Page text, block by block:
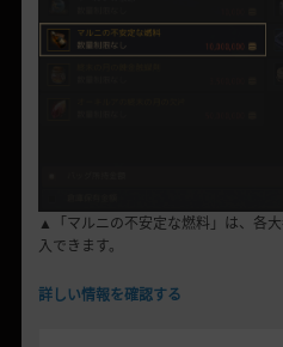
▲「マルニの不安定な燃料」は、各
入できます。
詳しい情報を確認する